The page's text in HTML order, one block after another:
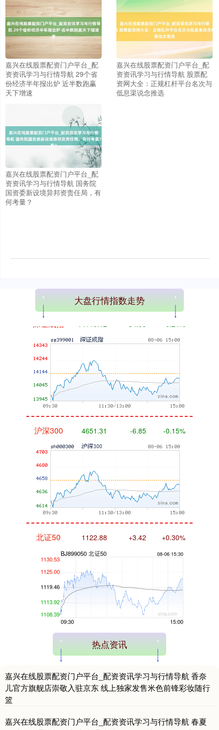
嘉兴在线股票配资门户平台_配
资资讯学习与行情导航 29个省
份经济半年报出炉 近半数跑赢
天下增速
嘉兴在线股票配资门户平台_配
资资讯学习与行情导航 股票配
资网大全：正规杠杆平台名次与
低息渠说念推选
嘉兴在线股票配资门户平台_配
资资讯学习与行情导航 国务院
国资委新设境异邦资责任局，有
何考量？
大盘行情指数走势
深证成指 14110.12 -34.08 -0.24%
沪深300
北证50
创业板指 3515.56 -19.58 -0.55%
热点资讯
嘉兴在线股票配资门户平台_配资资讯学习与行情导航 香奈
儿官方旗舰店崇敬入驻京东 线上独家发售米色前锋彩妆随行
篮
嘉兴在线股票配资门户平台_配资资讯学习与行情导航 春夏